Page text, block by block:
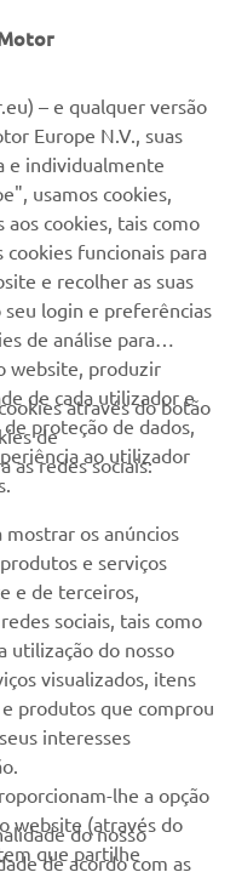
eventos especiais,
– e qualquer versão
Europe N.V., suas
e individualmente
usamos cookies,
cookies, tais como
cookies funcionais para
e recolher as suas
login e preferências
de análise para
website, produzir
de cada utilizador e
proteção de dados,
ao utilizador
através do botão
de
as redes sociais:
mostrar os anúncios
e serviços
e de terceiros,
sociais, tais como
utilização do nosso
visualizados, itens
produtos que comprou
interesses
lhe a opção
website (através do
que partilhe
do nosso
de acordo com as